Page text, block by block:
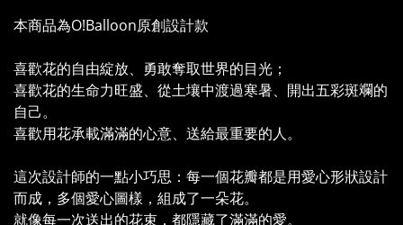
本商品為O!Balloon原創設計款
喜歡花的自由綻放、勇敢奪取世界的目光；
喜歡花的生命力旺盛、從土壤中渡過寒暑、開出五彩斑斕的
自己。
喜歡用花承載滿滿的心意、送給最重要的人。
這次設計師的一點小巧思：每一個花瓣都是用愛心形狀設計
而成，多個愛心圖樣，組成了一朵花。
就像每一次送出的花束，都隱藏了滿滿的愛。